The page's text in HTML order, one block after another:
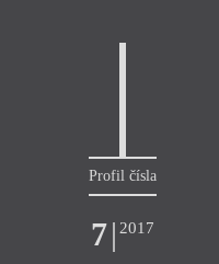
Výroční ceny
Profil čísla
7| 2017